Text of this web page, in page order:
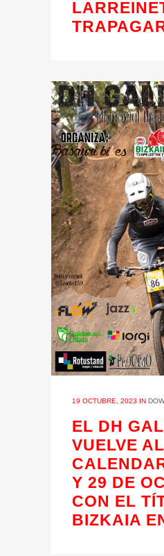
19 OCTUBRE, 2023 IN
EL DH
VUELVE AL
Y 29 DE
CON EL
BIZKAIA